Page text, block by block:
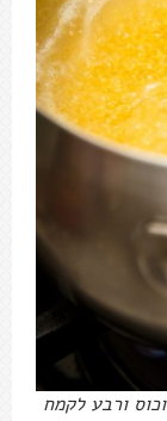
גס, וכוס ורבע לקמח